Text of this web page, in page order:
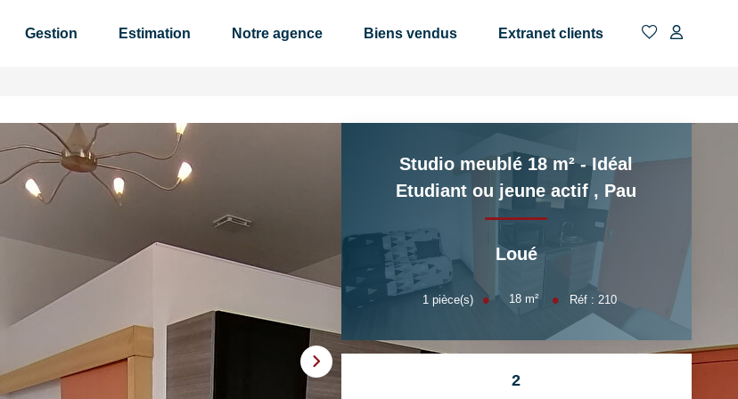
Gestion Estimation Notre agence Biens vendus Extranet clients
Studio meublé 18 m² - Idéal
Etudiant ou jeune actif, Pau
Loué
1pièce(s) 18m² Réf : 210
2